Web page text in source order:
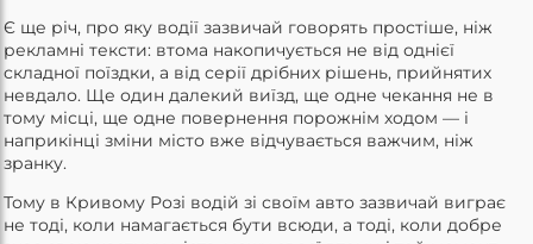
Є ще річ, про яку водії зазвичай говорять простіше, ніж
рекламні тексти: втома накопичується не від однієї
складної поїздки, а від серії дрібних рішень, прийнятих
невдало. Ще один далекий виїзд, ще одне чекання не в
тому місці, ще одне повернення порожнім ходом — і
наприкінці зміни місто вже відчувається важчим, ніж
зранку.
Тому в Кривому Розі водій зі своїм авто зазвичай виграє
не тоді, коли намагається бути всюди, а тоді, коли добре